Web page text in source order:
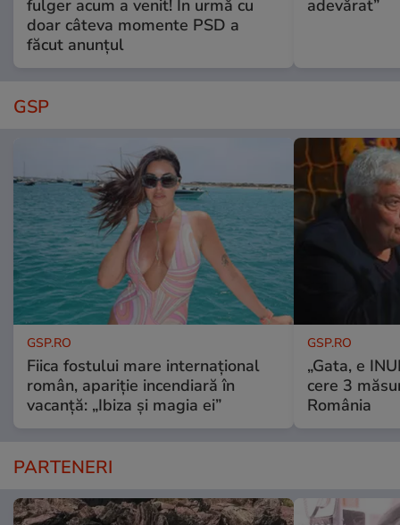
fulger acum a venit! În urmă cu
doar câteva momente PSD a
făcut anunțul
adevărat”
GSP
GSP.RO
Fiica fostului mare internațional
român, apariție incendiară în
vacanță: „Ibiza și magia ei”
GSP.RO
„Gata, e
cere 3
România
PARTENERI